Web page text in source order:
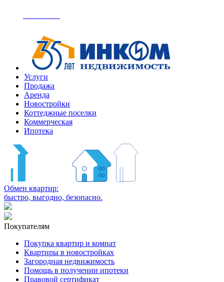
Услуги
Продажа
Аренда
Новостройки
Коттеджные поселки
Коммерческая
Ипотека
Обмен квартир:
быстро, выгодно, безопасно.
Покупателям
Покупка квартир и комнат
Квартиры в новостройках
Загородная недвижимость
Помощь в получении ипотеки
Правовой сертификат